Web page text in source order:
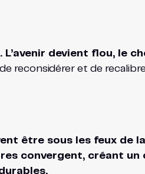
devient flou, le
reconsidérer et de
être sous les feux de
convergent, créant